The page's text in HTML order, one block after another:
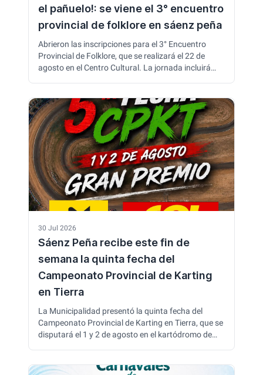
el pañuelo!: se viene el 3° encuentro
provincial de folklore en sáenz peña
Abrieron las inscripciones para el 3° Encuentro
Provincial de Folklore, que se realizará el 22 de
agosto en el Centro Cultural. La jornada incluirá
para academias, artistas y grupos folklóricos.
30 Jul 2026
Sáenz Peña recibe este fin de
semana la quinta fecha del
Campeonato Provincial de Karting
en Tierra
La Municipalidad presentó la quinta fecha del
Campeonato Provincial de Karting en Tierra, que se
disputará el 1 y 2 de agosto en el kartódromo de
con el acompañamiento del Municipio, Vialidad